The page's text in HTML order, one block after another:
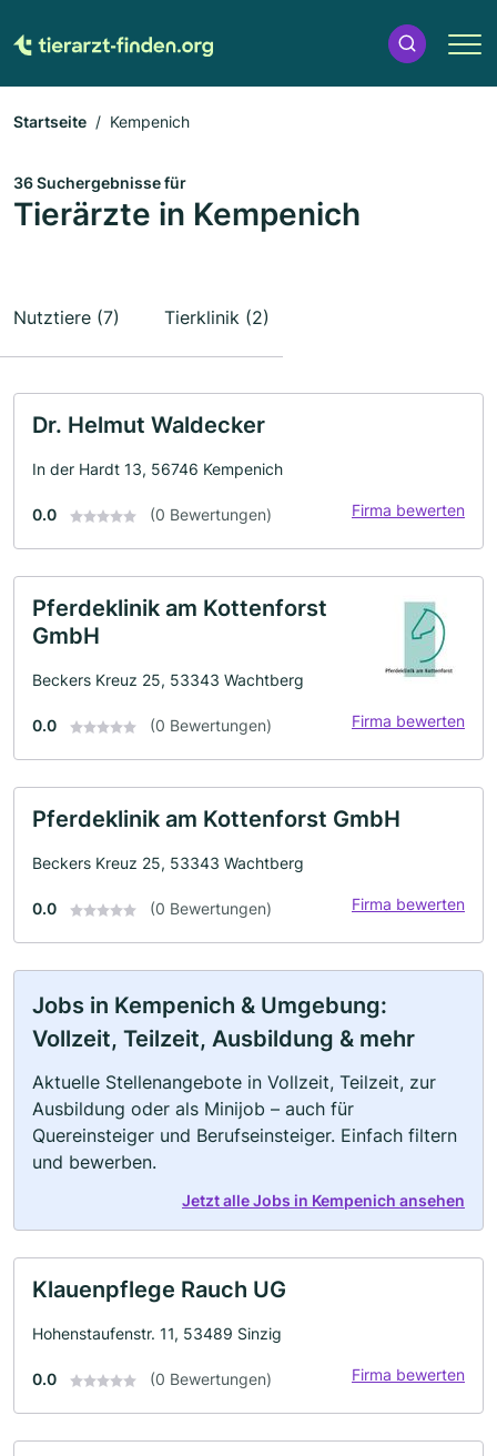
Startseite Kempenich
36 Suchergebnisse für
Tierärzte in Kempenich
Nutztiere (7) Tierklinik (2)
Dr. Helmut Waldecker
In der Hardt 13, 56746 Kempenich
0.0 (0 Bewertungen) Firma bewerten
Pferdeklinik am Kottenforst
GmbH
Beckers Kreuz 25, 53343 Wachtberg
0.0 (0 Bewertungen) Firma bewerten
Pferdeklinik am Kottenforst GmbH
Beckers Kreuz 25, 53343 Wachtberg
0.0 (0 Bewertungen) Firma bewerten
Jobs in Kempenich & Umgebung:
Vollzeit, Teilzeit, Ausbildung & mehr
Aktuelle Stellenangebote in Vollzeit, Teilzeit, zur
Ausbildung oder als Minijob – auch für
Quereinsteiger und Berufseinsteiger. Einfach filtern
und bewerben.
Jetzt alle Jobs in Kempenich ansehen
Klauenpflege Rauch UG
Hohenstaufenstr. 11, 53489 Sinzig
0.0 (0 Bewertungen) Firma bewerten